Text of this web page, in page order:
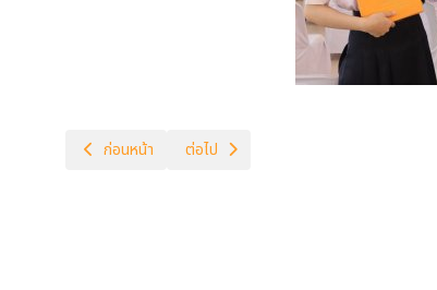
เนื้อหาก่อนหน้า: นิเทศ ติดตาม ประเมินจาก ก.ต.ป.น. 2566
ก่อนหน้า เนื้อหาถัดไป: จัดการประชุมผู้ปกครองนักเรี
ต่อไป